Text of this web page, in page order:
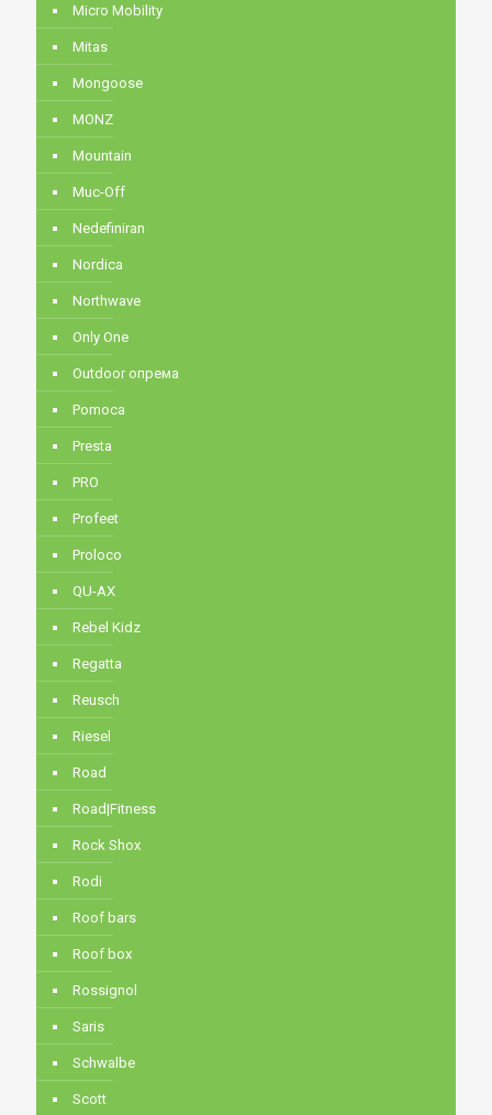
Micro Mobility
Mitas
Mongoose
MONZ
Mountain
Muc-Off
Nedefiniran
Nordica
Northwave
Only One
Outdoor опрема
Pomoca
Presta
PRO
Profeet
Proloco
QU-AX
Rebel Kidz
Regatta
Reusch
Riesel
Road
Road|Fitness
Rock Shox
Rodi
Roof bars
Roof box
Rossignol
Saris
Schwalbe
Scott